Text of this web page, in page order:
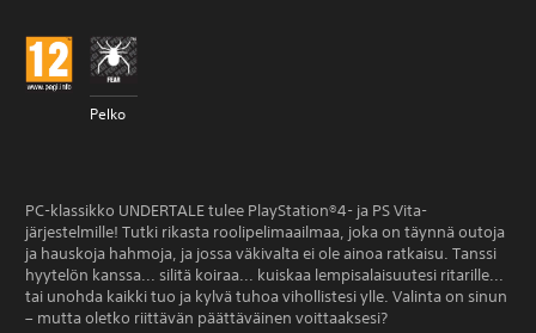
Pelko
PC-klassikko UNDERTALE tulee PlayStation®4- ja PS Vita-
järjestelmille! Tutki rikasta roolipelimaailmaa, joka on täynnä outoja
ja hauskoja hahmoja, ja jossa väkivalta ei ole ainoa ratkaisu. Tanssi
hyytelön kanssa... silitä koiraa... kuiskaa lempisalaisuutesi ritarille...
tai unohda kaikki tuo ja kylvä tuhoa vihollistesi ylle. Valinta on sinun
– mutta oletko riittävän päättäväinen voittaaksesi?